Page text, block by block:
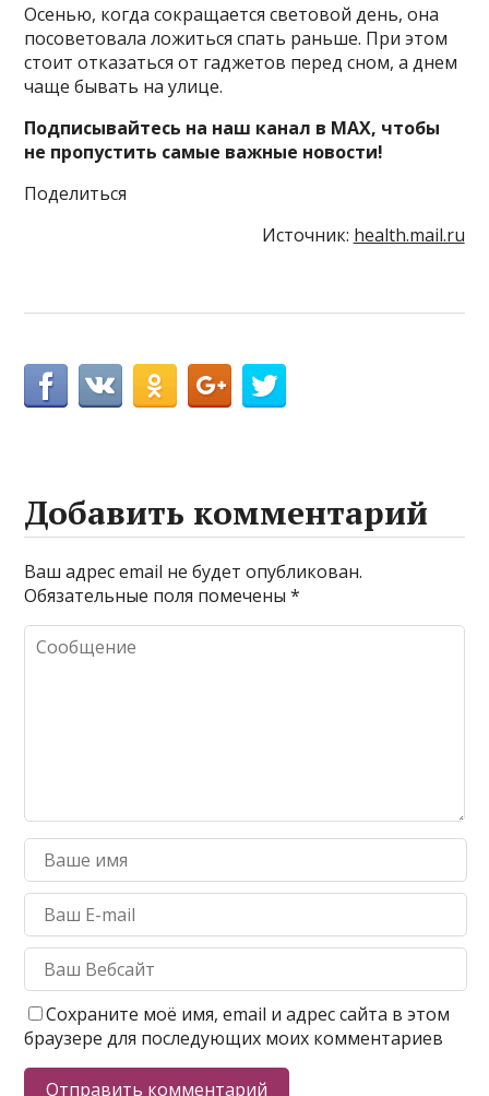
Осенью, когда сокращается световой день, она
посоветовала ложиться спать раньше. При этом
стоит отказаться от гаджетов перед сном, а днем
чаще бывать на улице.
Подписывайтесь на наш канал в MAX, чтобы
не пропустить самые важные новости!
Поделиться
Источник: health.mail.ru
Добавить комментарий
Ваш адрес email не будет опубликован.
Обязательные поля помечены*
Сохраните моё имя, email и адрес сайта в этом
браузере для последующих моих комментариев